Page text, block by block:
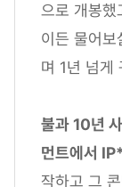
으로 개봉
이든 물어
며 1년 넘게
불과 10년
먼트에서
작하고 그